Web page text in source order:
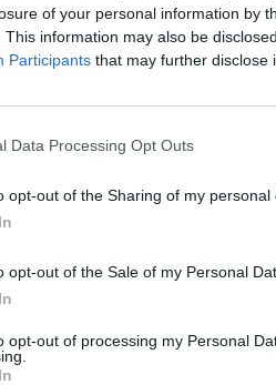
of your personal information by
This information may also be
Participants that may further disclose
Data Processing Opt Outs
opt-out of the Sharing of my personal
opt-out of the Sale of my Personal
opt-out of processing my Personal
12.02.2026 09:02
NEWSROOM
Αποδέχομαι τους